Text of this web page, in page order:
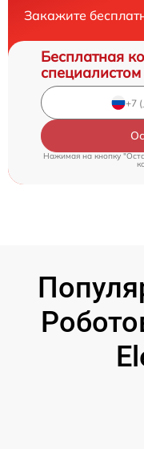
Закажите
Бесплатная
специалистом
Нажимая на кнопку